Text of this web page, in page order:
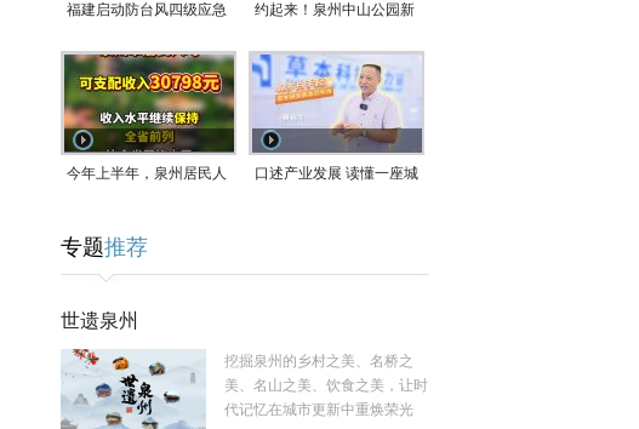
福建启动防台风四级应急
9日在长江口至福建北部
一带沿海登陆
约起来！泉州中山公园新
今年上半年，泉州居民人 口述产业发展 读懂一座城
专题推荐
世遗泉州
挖掘泉州的乡村之美、名桥之
美、名山之美、饮食之美，让时
代记忆在城市更新中重焕荣光